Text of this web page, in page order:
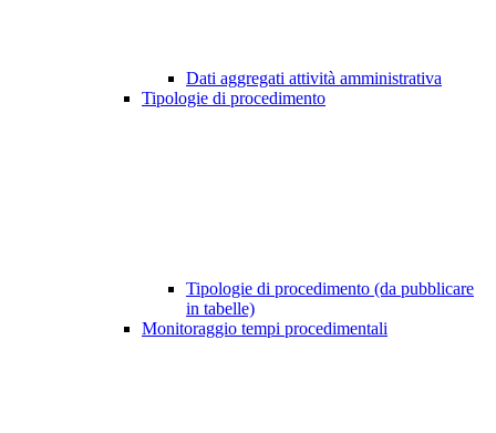
Dati aggregati attività amministrativa
Tipologie di procedimento
Tipologie di procedimento (da pubblicare
in tabelle)
Monitoraggio tempi procedimentali